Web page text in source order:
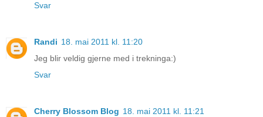
Svar
Randi 18. mai 2011 kl. 11:20
Jeg blir veldig gjerne med i trekninga:)
Svar
Cherry Blossom Blog 18. mai 2011 kl. 11:21